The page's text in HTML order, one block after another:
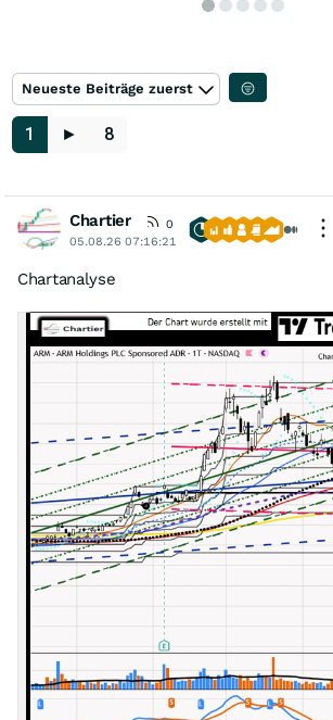
Neueste Beiträge zuerst
1 ► 8
Chartier
0
05.08.26 07:16:21
Chartanalyse